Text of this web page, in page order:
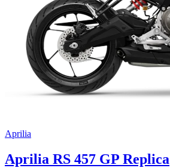
Aprilia
Aprilia RS 457 GP Replica